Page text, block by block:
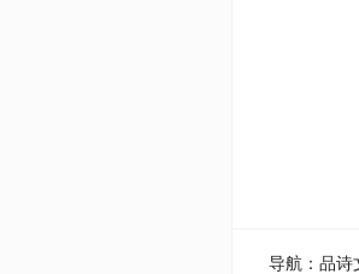
导航： 品诗